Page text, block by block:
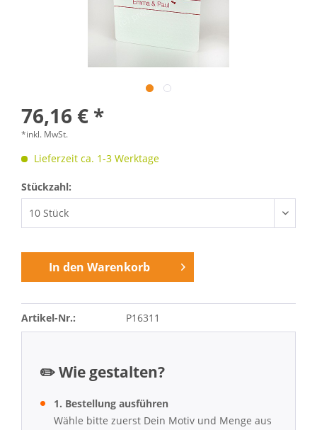
76,16 € *
*inkl. MwSt.
Lieferzeit ca. 1-3 Werktage
Stückzahl:
In den Warenkorb
Artikel-Nr.: P16311
✏️ Wie gestalten?
1. Bestellung ausführen
Wähle bitte zuerst Dein Motiv und Menge aus